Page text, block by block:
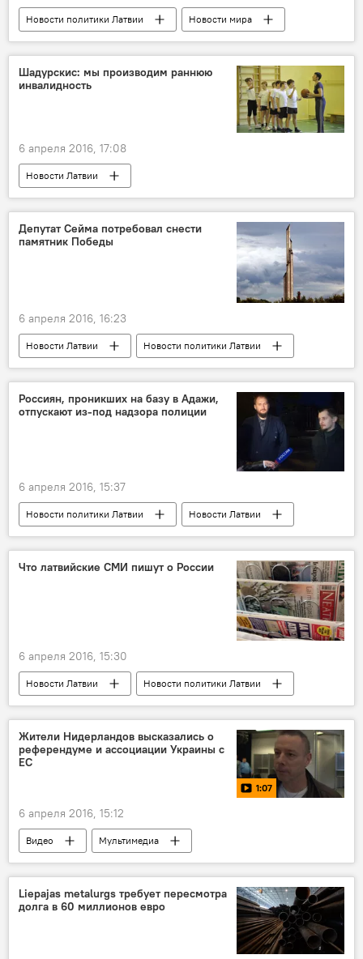
Новости политики Латвии Новости мира
Шадурскис: мы производим раннюю
инвалидность
6 апреля 2016, 17:08
Новости Латвии
Депутат Сейма потребовал снести
памятник Победы
6 апреля 2016, 16:23
Новости Латвии
Новости политики Латвии
Война с памятниками
Россиян, проникших на базу в Адажи,
отпускают из-под надзора полиции
6 апреля 2016, 15:37
Новости политики Латвии Новости Латвии
Что латвийские СМИ пишут о России
6 апреля 2016, 15:30
Новости Латвии Новости политики Латвии
Жители Нидерландов высказались о
референдуме и ассоциации Украины с
ЕС
1:07
6 апреля 2016, 15:12
Видео Мультимедиа
Liepаjas metalurgs требует пересмотра
долга в 60 миллионов евро